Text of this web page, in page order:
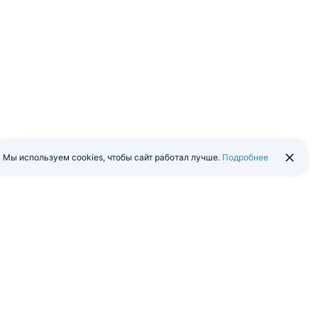
Мы используем cookies, чтобы сайт работал лучше. Подробнее